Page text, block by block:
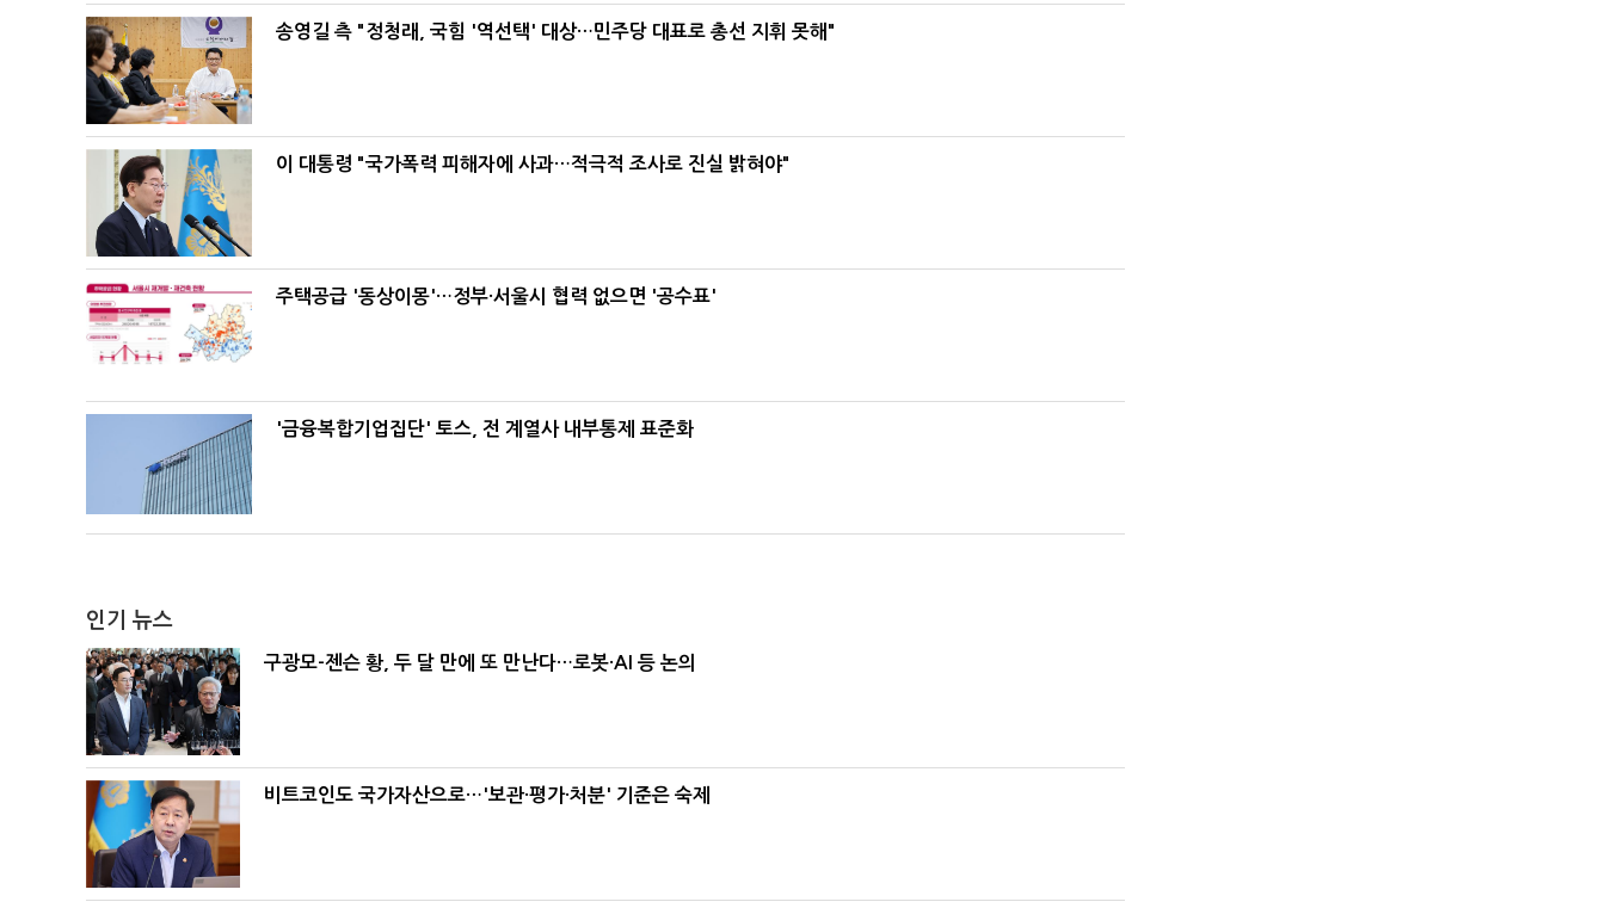
송영길 측 "정청래, 국힘 '역선택' 대상…민주당 대표로 총선 지휘 못해"
이 대통령 "국가폭력 피해자에 사과…적극적 조사로 진실 밝혀야"
주택공급 '동상이몽'…정부·서울시 협력 없으면 '공수표'
'금융복합기업집단' 토스, 전 계열사 내부통제 표준화
인기 뉴스
구광모-젠슨 황, 두 달 만에 또 만난다…로봇·AI 등 논의
비트코인도 국가자산으로…'보관·평가·처분' 기준은 숙제